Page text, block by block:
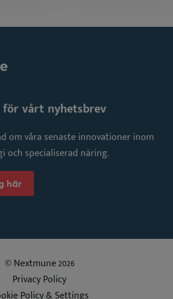
vårt nyhetsbrev
om våra senaste innovationer inom
och specialiserad näring.
här
© Nextmune 2026
Privacy Policy
Policy & Settings